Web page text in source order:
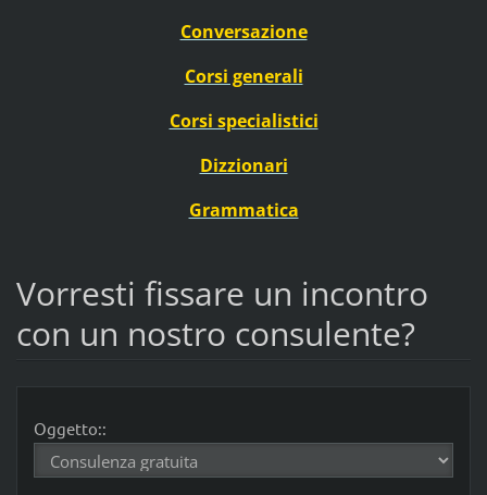
Conversazione
Corsi generali
Corsi specialistici
Dizzionari
Grammatica
Vorresti fissare un incontro
con un nostro consulente?
Oggetto::